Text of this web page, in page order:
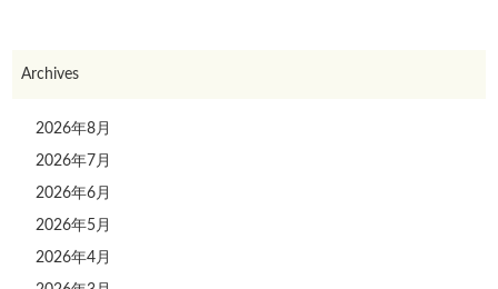
Archives
2026年8月
2026年7月
2026年6月
2026年5月
2026年4月